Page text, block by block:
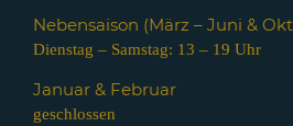
Nebensaison (März – Juni &
Dienstag – Samstag: 13 – 19 Uhr
Januar & Februar
geschlossen